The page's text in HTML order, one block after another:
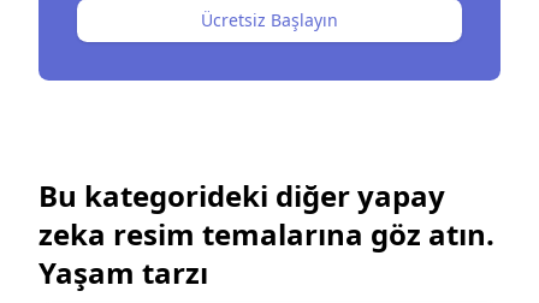
Ücretsiz Başlayın
Bu kategorideki diğer yapay
zeka resim temalarına göz atın.
Yaşam tarzı